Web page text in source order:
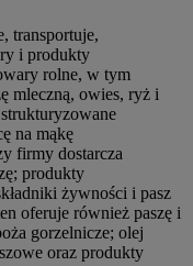
transportuje,
i produkty
rolne, w tym
mleczną, owies, ryż i
na mąkę
firmy dostarcza
produkty
żywności i pasz
oferuje również paszę i
gorzelnicze; olej
oraz produkty